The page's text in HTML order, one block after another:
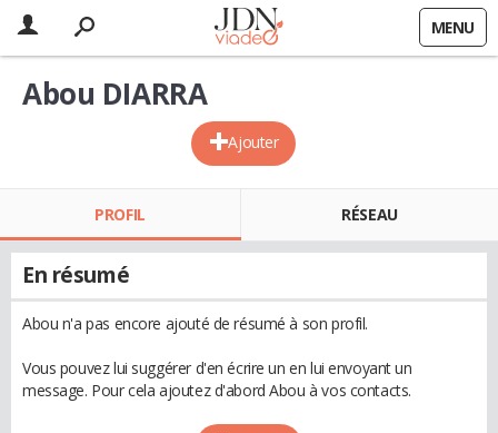
MENU
Ajouter
Abou DIARRA
PROFIL RÉSEAU
En résumé
Abou n'a pas encore ajouté de résumé à son profil.
Vous pouvez lui suggérer d'en écrire un en lui envoyant un
message. Pour cela ajoutez d'abord Abou à vos contacts.